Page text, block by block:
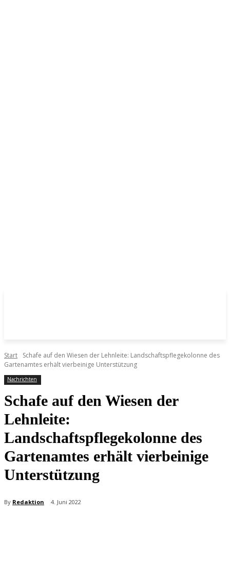
Start
Schafe auf den Wiesen der Lehnleite: Landschaftspflegekolonne des
Gartenamtes erhält vierbeinige Unterstützung
Nachrichten
Schafe auf den Wiesen der
Lehnleite:
Landschaftspflegekolonne des
Gartenamtes erhält vierbeinige
Unterstützung
By Redaktion 4. Juni 2022